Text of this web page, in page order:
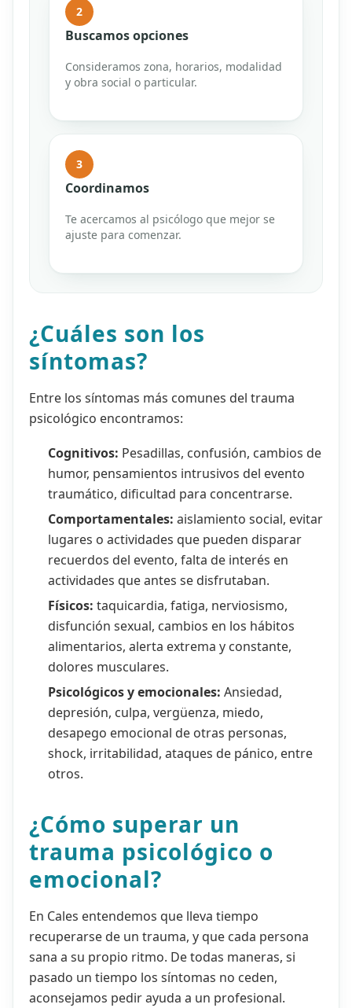
2
Buscamos opciones
Consideramos zona, horarios, modalidad
y obra social o particular.
3
Coordinamos
Te acercamos al psicólogo que mejor se
ajuste para comenzar.
¿Cuáles son los
síntomas?
Entre los síntomas más comunes del trauma
psicológico encontramos:
Cognitivos: Pesadillas, confusión, cambios de
humor, pensamientos intrusivos del evento
traumático, dificultad para concentrarse.
Comportamentales: aislamiento social, evitar
lugares o actividades que pueden disparar
recuerdos del evento, falta de interés en
actividades que antes se disfrutaban.
Físicos: taquicardia, fatiga, nerviosismo,
disfunción sexual, cambios en los hábitos
alimentarios, alerta extrema y constante,
dolores musculares.
Psicológicos y emocionales: Ansiedad,
depresión, culpa, vergüenza, miedo,
desapego emocional de otras personas,
shock, irritabilidad, ataques de pánico, entre
otros.
¿Cómo superar un
trauma psicológico o
emocional?
En Cales entendemos que lleva tiempo
recuperarse de un trauma, y que cada persona
sana a su propio ritmo. De todas maneras, si
pasado un tiempo los síntomas no ceden,
aconsejamos pedir ayuda a un profesional.